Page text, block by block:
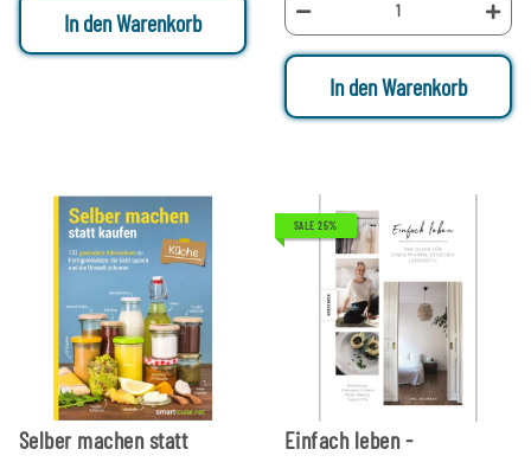
In den Warenkorb
In den Warenkorb
Selber machen statt
SALE 25%
Einfach leben -